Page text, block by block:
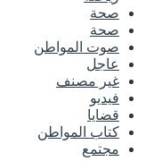
صحة
صحة
صوت المواطن
عاجل
غير مصنف
فيديو
قضايا
كتاب المواطن
مجتمع